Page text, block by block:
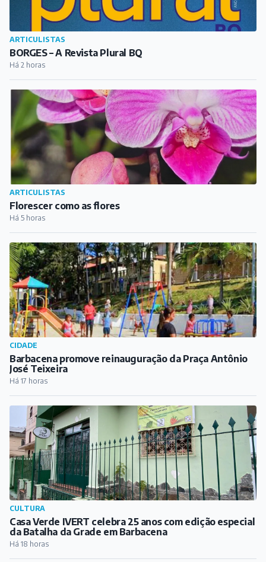
ARTICULISTAS
BORGES – A Revista Plural BQ
Há 2 horas
ARTICULISTAS
Florescer como as flores
Há 5 horas
CIDADE
Barbacena promove reinauguração da Praça Antônio
José Teixeira
Há 17 horas
CULTURA
Casa Verde IVERT celebra 25 anos com edição especial
da Batalha da Grade em Barbacena
Há 18 horas